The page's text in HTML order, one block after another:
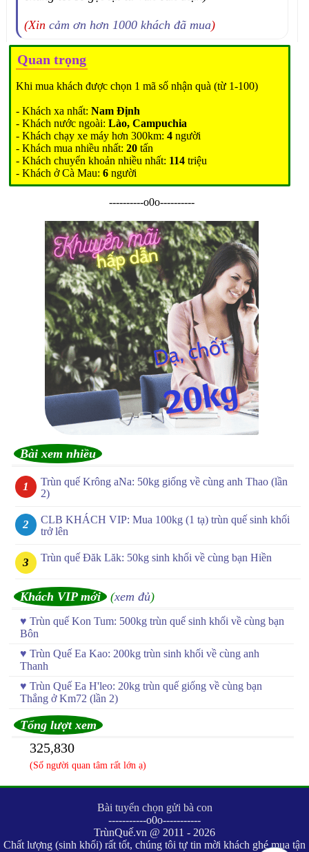
(Xincảm ơn hơn 1000 khách đã mua)
Quan trọng
Khi mua khách được chọn 1 mã số nhận quà (từ 1-100)
- Khách xa nhất:Nam Định
- Khách nước ngoài:Lào, Campuchia
- Khách chạy xe máy hơn 300km:4 người
- Khách mua nhiều nhất:20 tấn
- Khách chuyển khoản nhiều nhất: 114 triệu
- Khách ở Cà Mau:6 người
----------o0o----------
Bài xem nhiều
Trùn quế Krông aNa: 50kg giống về cùng anh Thao (lần
2)
CLB KHÁCH VIP: Mua 100kg (1 tạ) trùn quế sinh khối
trở lên
Trùn quế Đăk Lăk: 50kg sinh khối về cùng bạn Hiền
Khách VIP mới (xem đủ)
♥ Trùn quế Kon Tum: 500kg trùn quế sinh khối về cùng bạn
Bôn
♥ Trùn Quế Ea Kao: 200kg trùn sinh khối về cùng anh
Thanh
♥ Trùn Quế Ea H'leo: 20kg trùn quế giống về cùng bạn
Thắng ở Km72 (lần 2)
Tổng lượt xem
325,830
(Số người quan tâm rất lớn ạ)
Bài tuyển chọn gửi bà con
-----------o0o-----------
TrùnQuế.vn @ 2011 - 2026
Chất lượng (sinh khối) rất tốt, chúng tôi tự tin mời khách ghé mua tận